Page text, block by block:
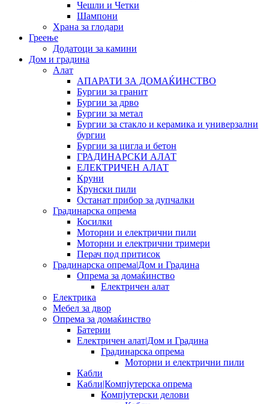
Чешли и Четки
Шампони
Храна за глодари
Греење
Додатоци за камини
Дом и градина
Алат
АПАРАТИ ЗА ДОМАЌИНСТВО
Бургии за гранит
Бургии за дрво
Бургии за метал
Бургии за стакло и керамика и универзални
бургии
Бургии за цигла и бетон
ГРАДИНАРСКИ АЛАТ
ЕЛЕКТРИЧЕН АЛАТ
Круни
Крунски пили
Останат прибор за дупчалки
Градинарска опрема
Косилки
Моторни и електрични пили
Моторни и електрични тримери
Перач под притисок
Градинарска опрема|Дом и Градина
Опрема за домаќинство
Електричен алат
Електрика
Мебел за двор
Опрема за домаќинство
Батерии
Електричен алат|Дом и Градина
Градинарска опрема
Моторни и електрични пили
Кабли
Кабли|Компјутерска опрема
Компјутерски делови